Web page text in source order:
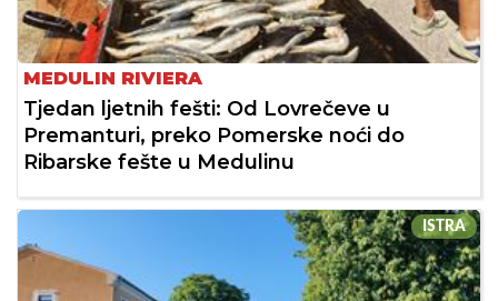
MEDULIN RIVIERA
Tjedan ljetnih fešti: Od Lovrečeve u
Premanturi, preko Pomerske noći do
Ribarske fešte u Medulinu
ISTRA